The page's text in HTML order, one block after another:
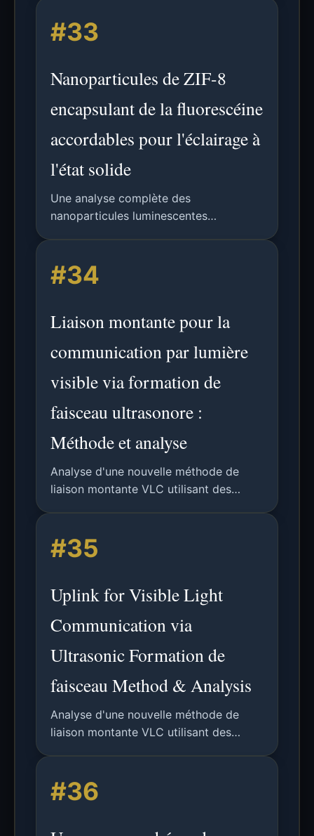
couvrant l'éclairage intelligent, la
surveillance et les applications
#33
Nanoparticules de ZIF-8
encapsulant de la fluorescéine
accordables pour l'éclairage à
l'état solide
Une analyse complète des
nanoparticules luminescentes
lumière blanche accordable pour
applications LED.
#34
Liaison montante pour la
communication par lumière
visible via formation de
faisceau ultrasonore :
Méthode et analyse
Analyse d'une nouvelle méthode de
liaison montante VLC utilisant des
faisceau par réseau de microphones
pour une réception directionnelle et une
#35
Uplink for Visible Light
Communication via
Ultrasonic Formation de
faisceau Method & Analysis
Analyse d'une nouvelle méthode de
liaison montante VLC utilisant des
faisceaux par réseau de microphones
pour des besoins de bande passante
#36